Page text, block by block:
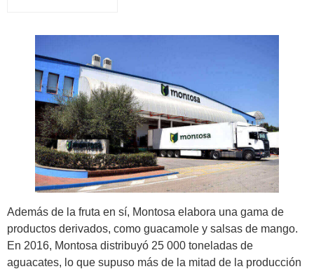
Además de la fruta en sí, Montosa elabora una gama de
productos derivados, como guacamole y salsas de mango.
En 2016, Montosa distribuyó 25 000 toneladas de
aguacates, lo que supuso más de la mitad de la producción